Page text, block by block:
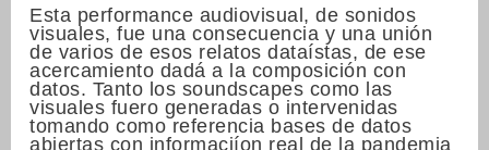
Esta performance audiovisual, de sonidos
visuales, fue una consecuencia y una unión
de varios de esos relatos dataístas, de ese
acercamiento dadá a la composición con
datos. Tanto los soundscapes como las
visuales fuero generadas o intervenidas
tomando como referencia bases de datos
abiertas con informaciíon real de la pandemia